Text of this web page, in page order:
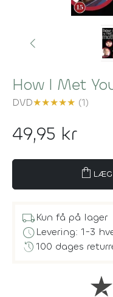
How I Met
DVD★★★★★ (1)
49,95 kr
shopping_bag LÆG
local_shippingKun få på lager
scheduleLevering: 1-3
history100 dages